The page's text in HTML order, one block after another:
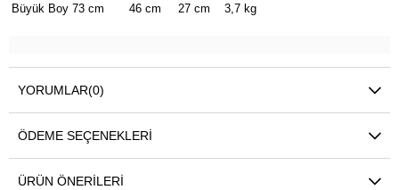
Büyük Boy 73 cm 46 cm 27 cm 3,7 kg
YORUMLAR(0)
ÖDEME SEÇENEKLERI
ÜRÜN ÖNERILERI